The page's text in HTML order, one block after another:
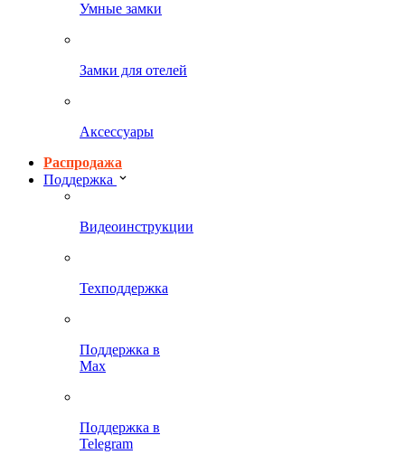
Умные замки
Замки для отелей
Аксессуары
Распродажа
Поддержка
Видеоинструкции
Техподдержка
Поддержка в
Max
Поддержка в
Telegram